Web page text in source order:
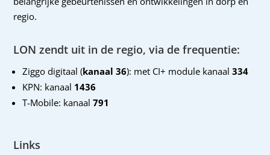
regio.
LON zendt uit in de regio, via de frequentie:
Ziggo digitaal (kanaal 36): met CI+ module kanaal 334
KPN: kanaal 1436
T-Mobile: kanaal791
Links